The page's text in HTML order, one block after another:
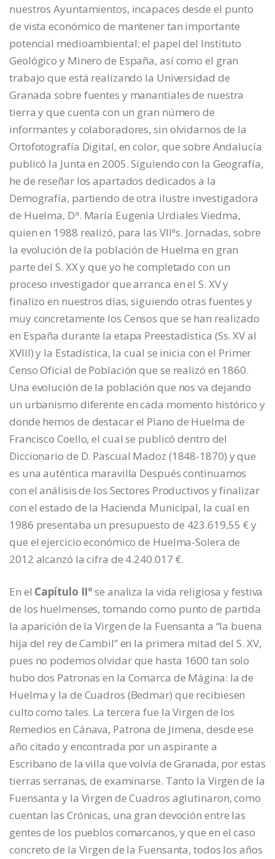
nuestros Ayuntamientos, incapaces desde el punto
de vista económico de mantener tan importante
potencial medioambiental; el papel del Instituto
Geológico y Minero de España, así como el gran
trabajo que está realizando la Universidad de
Granada sobre fuentes y manantiales de nuestra
tierra y que cuenta con un gran número de
informantes y colaboradores, sin olvidarnos de la
Ortofotografía Digital, en color, que sobre Andalucía
publicó la Junta en 2005. Siguiendo con la Geografía,
he de reseñar los apartados dedicados a la
Demografía, partiendo de otra ilustre investigadora
de Huelma, Dª. María Eugenia Urdiales Viedma,
quien en 1988 realizó, para las VIIªs. Jornadas, sobre
la evolución de la población de Huelma en gran
parte del S. XX y que yo he completado con un
proceso investigador que arranca en el S. XV y
finalizo en nuestros días, siguiendo otras fuentes y
muy concretamente los Censos que se han realizado
en España durante la etapa Preestadística (Ss. XV al
XVIII) y la Estadística, la cual se inicia con el Primer
Censo Oficial de Población que se realizó en 1860.
Una evolución de la población que nos va dejando
un urbanismo diferente en cada momento histórico y
donde hemos de destacar el Plano de Huelma de
Francisco Coello, el cual se publicó dentro del
Diccionario de D. Pascual Madoz (1848-1870) y que
es una auténtica maravilla Después continuamos
con el análisis de los Sectores Productivos y finalizar
con el estado de la Hacienda Municipal, la cual en
1986 presentaba un presupuesto de 423.619,55 € y
que el ejercicio económico de Huelma-Solera de
2012 alcanzó la cifra de 4.240.017 €.
En el Capítulo IIºse analiza la vida religiosa y festiva
de los huelmenses, tomando como punto de partida
la aparición de la Virgen de la Fuensanta a “la buena
hija del rey de Cambil” en la primera mitad del S. XV,
pues no podemos olvidar que hasta 1600 tan solo
hubo dos Patronas en la Comarca de Mágina: la de
Huelma y la de Cuadros (Bedmar) que recibiesen
culto como tales. La tercera fue la Virgen de los
Remedios en Cánava, Patrona de Jimena, desde ese
año citado y encontrada por un aspirante a
Escribano de la villa que volvía de Granada, por estas
tierras serranas, de examinarse. Tanto la Virgen de la
Fuensanta y la Virgen de Cuadros aglutinaron, como
cuentan las Crónicas, una gran devoción entre las
gentes de los pueblos comarcanos, y que en el caso
concreto de la Virgen de la Fuensanta, todos los años